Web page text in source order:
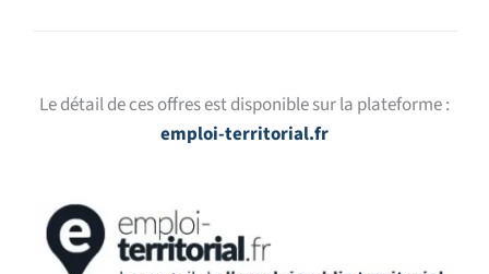
Le détail de ces offres est disponible sur la plateforme :
emploi-territorial.fr